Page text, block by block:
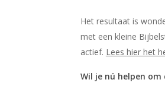
Het resultaat is
met een kleine
actief. Lees hier het
Wil je nú helpen